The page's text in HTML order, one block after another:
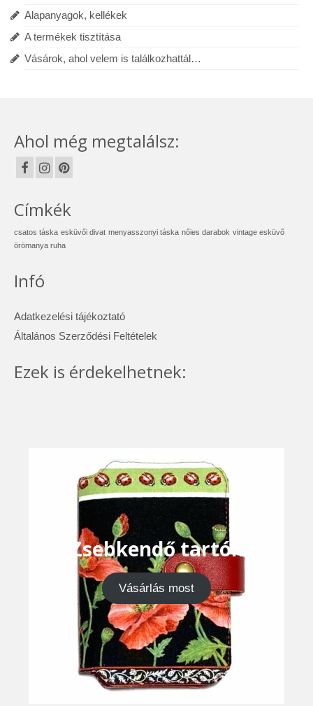
Alapanyagok, kellékek
A termékek tisztítása
Vásárok, ahol velem is találkozhattál…
Ahol még megtalálsz:
Címkék
csatos táska esküvői divat menyasszonyi táska nőies darabok vintage esküvő
örömanya ruha
Infó
Adatkezelési tájékoztató
Általános Szerződési Feltételek
Ezek is érdekelhetnek:
Zsebkendő tartók
Vásárlás most